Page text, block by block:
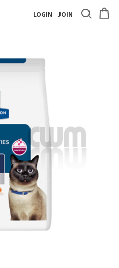
LOGIN JOIN